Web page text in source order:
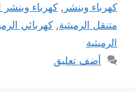
كهرباء وبنشر , كهرباء وبنشر
متنقل الرميثية, كهربائي
الرميثية
أضف تعليق